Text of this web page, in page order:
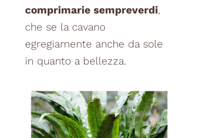
comprimarie sempreverdi,
che se la cavano
egregiamente anche da sole
in quanto a bellezza.